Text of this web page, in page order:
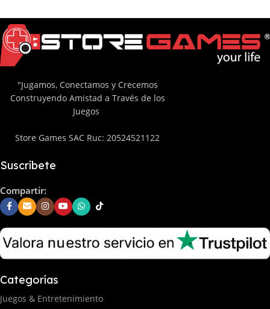
"Jugamos, Conectamos y Crecemos
Construyendo Amistad a Través de los
Juegos
Store Games SAC Ruc: 20524521122
Suscríbete
Compartir:
Categorías
Juegos & Entretenimiento